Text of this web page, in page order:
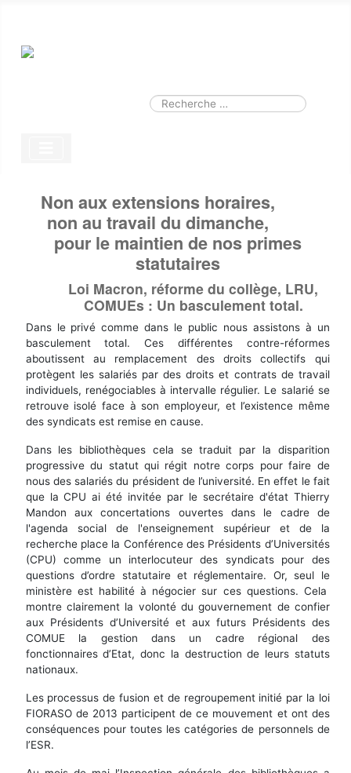
Valider
Non aux extensions horaires,
non au travail du dimanche,
pour le maintien de nos primes
statutaires
Loi Macron, réforme du collège, LRU,
COMUEs : Un basculement total.
Dans le privé comme dans le public nous assistons à un
basculement total. Ces différentes contre-réformes
aboutissent au remplacement des droits collectifs qui
protègent les salariés par des droits et contrats de travail
individuels, renégociables à intervalle régulier. Le salarié se
retrouve isolé face à son employeur, et l’existence même
des syndicats est remise en cause.
Dans les bibliothèques cela se traduit par la disparition
progressive du statut qui régit notre corps pour faire de
nous des salariés du président de l’université. En effet le fait
que la CPU ai été invitée par le secrétaire d'état Thierry
Mandon aux concertations ouvertes dans le cadre de
l'agenda social de l'enseignement supérieur et de la
recherche place la Conférence des Présidents d’Universités
(CPU) comme un interlocuteur des syndicats pour des
questions d’ordre statutaire et réglementaire. Or, seul le
ministère est habilité à négocier sur ces questions. Cela
montre clairement la volonté du gouvernement de confier
aux Présidents d’Université et aux futurs Présidents des
COMUE la gestion dans un cadre régional des
fonctionnaires d’Etat, donc la destruction de leurs statuts
nationaux.
Les processus de fusion et de regroupement initié par la loi
FIORASO de 2013 participent de ce mouvement et ont des
conséquences pour toutes les catégories de personnels de
l’ESR.